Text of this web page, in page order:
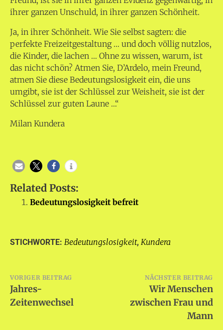
ihrer ganzen Unschuld, in ihrer ganzen Schönheit.
Ja, in ihrer Schönheit. Wie Sie selbst sagten: die
perfekte Freizeitgestaltung … und doch völlig nutzlos,
die Kinder, die lachen … Ohne zu wissen, warum, ist
das nicht schön? Atmen Sie, D’Ardelo, mein Freund,
atmen Sie diese Bedeutungslosigkeit ein, die uns
umgibt, sie ist der Schlüssel zur Weisheit, sie ist der
Schlüssel zur guten Laune …“
Milan Kundera
Related Posts:
Bedeutungslosigkeit befreit
STICHWORTE: Bedeutungslosigkeit, Kundera
Beitragsnavigation
VORIGER BEITRAG
Jahres-
Zeitenwechsel
NÄCHSTER BEITRAG
Wir Menschen
zwischen Frau und
Mann